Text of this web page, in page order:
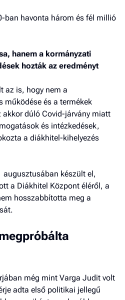
ban havonta három és fél millió
hanem a kormányzati
hozták az eredményt
az is, hogy nem a
működése és a termékek
akkor dúló Covid-járvány miatt
és intézkedések,
a diákhitel-kihelyezés
készült el,
a Diákhitel Központ éléről, a
hosszabbította meg a
még mint Varga Judit volt
adta első politikai jellegű